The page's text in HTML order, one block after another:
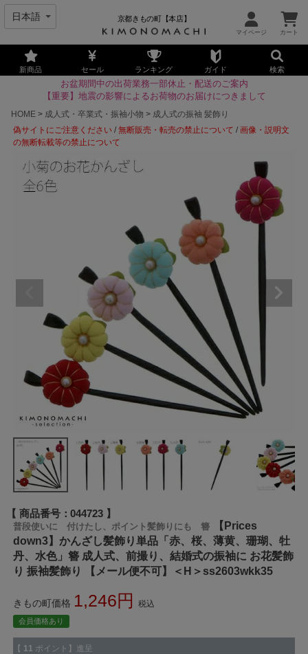
京都きもの町【本店】
新商品 セール ランキング ガイド 検索
お盆期間中の出荷業務一部休止・配送のご案内
【重要】地震の影響によるお荷物のお届けにつきまして
HOME
成人式・卒業式・振袖小物
成人式の振袖 髪飾り
偽サイトにご注意ください /無断販売・転売の禁止について /画像・説明文
の無断転載等の禁止について
商品番号 044723
普段使いに 付けたし、ポイント髪飾りにも 簪
【Prices
down3】かんざし髪飾り単品「赤、桜、薄黄、珊瑚、牡
丹、水色」簪 成人式、前撮り、結婚式の振袖に お花髪飾
り 振袖髪飾り 【メール便不可】＜H＞ss2603wkk35
きもの町価格 1,246 税込
会員価格あり
【 11 ポイント】進呈